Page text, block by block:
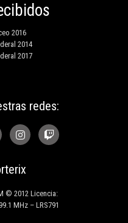
© 2012 Licencia:
MHz – LRS791
redes:
2016
2014
2017